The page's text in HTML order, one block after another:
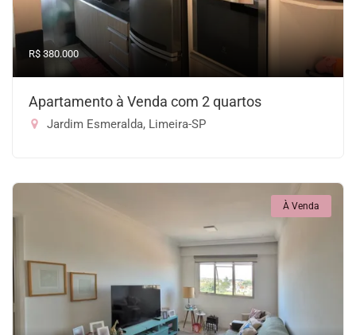
R$ 380.000
Apartamento à Venda com 2 quartos
Jardim Esmeralda, Limeira-SP
À Venda